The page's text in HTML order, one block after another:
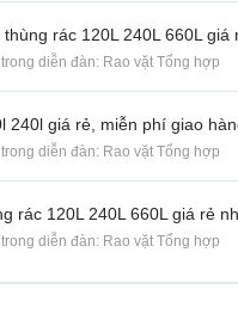
rác 120L 240L 660L
trong diễn đàn: Rao vặt Tổng hợp
240l giá rẻ, miễn phí giao
trong diễn đàn: Rao vặt Tổng hợp
rác 120L 240L 660L giá rẻ
trong diễn đàn: Rao vặt Tổng hợp